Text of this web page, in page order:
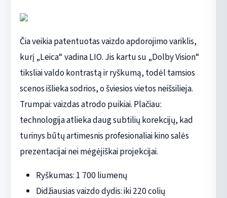
Čia veikia patentuotas vaizdo apdorojimo variklis,
kurį „Leica“ vadina LIO. Jis kartu su „Dolby Vision“
tiksliai valdo kontrastą ir ryškumą, todėl tamsios
scenos išlieka sodrios, o šviesios vietos neišsilieja.
Trumpai: vaizdas atrodo puikiai. Plačiau:
technologija atlieka daug subtilių korekcijų, kad
turinys būtų artimesnis profesionaliai kino salės
prezentacijai nei mėgėjiškai projekcijai.
Ryškumas: 1 700 liumenų
Didžiausias vaizdo dydis: iki 220 colių